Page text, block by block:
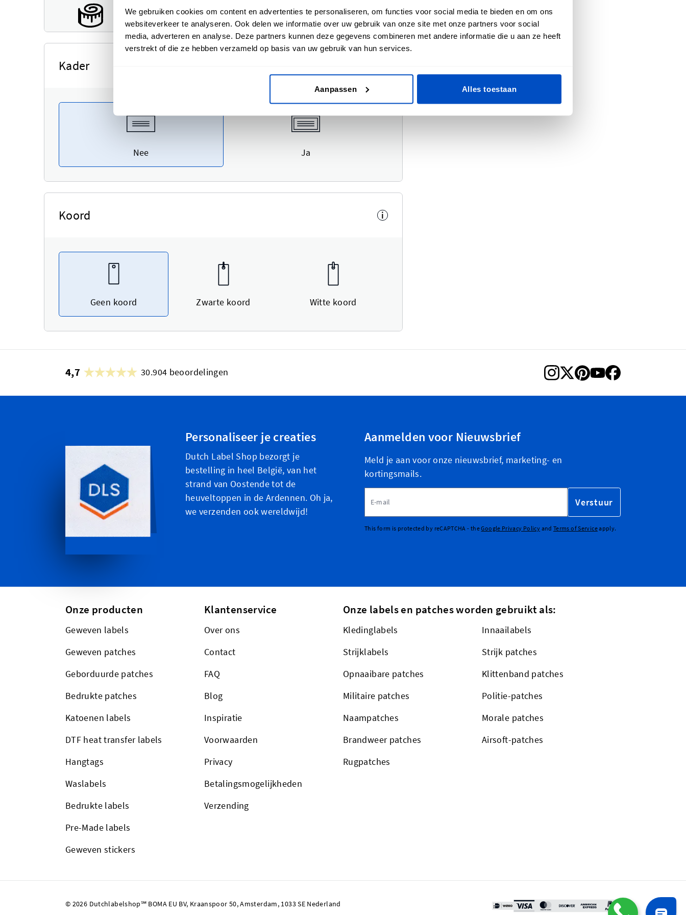
We gebruiken cookies om content en advertenties te personaliseren, om functies voor social media te bieden en om ons
websiteverkeer te analyseren. Ook delen we informatie over uw gebruik van onze site met onze partners voor social
media, adverteren en analyse. Deze partners kunnen deze gegevens combineren met andere informatie die u aan ze heeft
verstrekt of die ze hebben verzameld op basis van uw gebruik van hun services.
Aanpassen Alles toestaan
Kader
Nee Ja
Koord i
Geen koord Zwarte koord Witte koord
4,7 30.904 beoordelingen
Personaliseer je creaties
Dutch Label Shop bezorgt je
bestelling in heel België, van het
strand van Oostende tot de
heuveltoppen in de Ardennen. Oh ja,
we verzenden ook wereldwijd!
Aanmelden voor Nieuwsbrief
Meld je aan voor onze nieuwsbrief, marketing- en
kortingsmails.
Verstuur
This form is protected by reCAPTCHA - theGoogle Privacy Policy and Terms of Serviceapply.
Onze producten
Geweven labels
Geweven patches
Geborduurde patches
Bedrukte patches
Katoenen labels
DTF heat transfer labels
Hangtags
Waslabels
Bedrukte labels
Pre-Made labels
Geweven stickers
Klantenservice
Over ons
Contact
FAQ
Blog
Inspiratie
Voorwaarden
Privacy
Betalingsmogelijkheden
Verzending
Onze labels en patches worden gebruikt als:
Kledinglabels
Innaailabels
Strijklabels
Strijk patches
Opnaaibare patches
Klittenband patches
Militaire patches
Politie-patches
Naampatches
Morale patches
Brandweer patches
Airsoft-patches
Rugpatches
© 2026 Dutchlabelshop℠ BOMA EU BV, Kraanspoor 50, Amsterdam, 1033 SE Nederland